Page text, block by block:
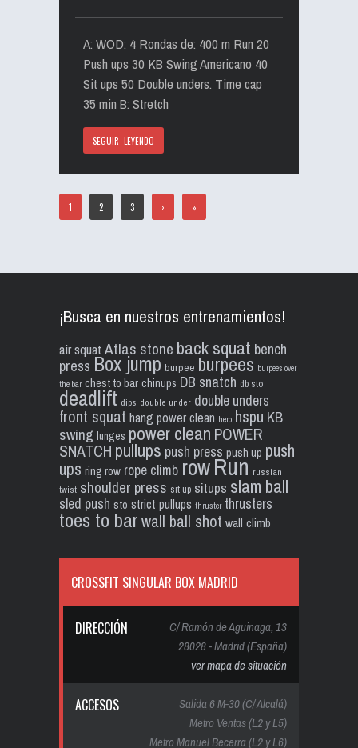
A: WOD: 4 Rondas de: 400 m Run 20
Push ups 30 KB Swing Americano 40
Sit ups 50 Double unders. Time cap
35 min B: Stretch
SEGUIR LEYENDO
1 2 3 › »
¡Busca en nuestros entrenamientos!
air squat Atlas stone back squat bench
press Box jump burpee burpees burpees over
the bar chest to bar chinups DB snatch db sto
deadlift dips double under double unders
front squat hang power clean hero hspu KB
swing lunges power clean POWER
SNATCH pullups push press push up push
ups ring row rope climb rowRun russian
twist shoulder press sit up situps slam ball
sled push sto strict pullups thruster thrusters
toes to barwall ball shot wall climb
CROSSFIT SINGULAR BOX MADRID
DIRECCIÓN
C/ Ramón de Aguinaga, 13
28028 - Madrid (España)
ver mapa de situación
ACCESOS
Salida 6 M-30 (C/ Alcalá)
Metro Ventas (L2 y L5)
Metro Manuel Becerra (L2 y L6)